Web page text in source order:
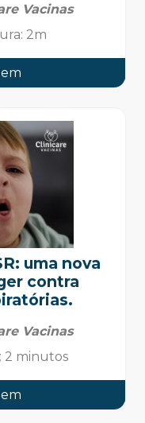
Vacinas
: 2m
uma nova
contra
Vacinas
: 2 minutos